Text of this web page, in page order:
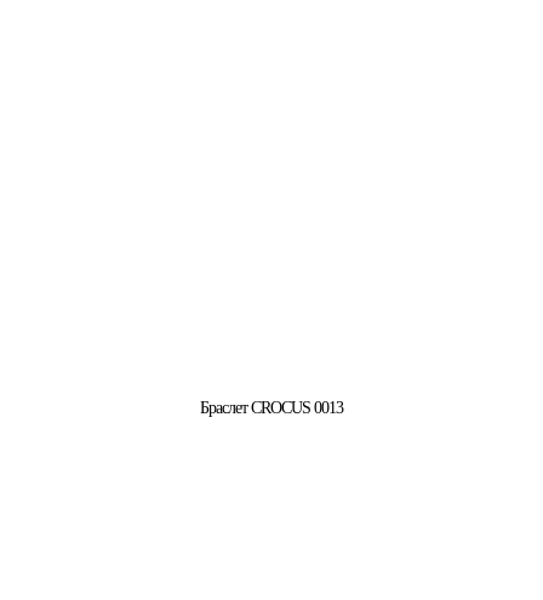
Браслет CROCUS 0013